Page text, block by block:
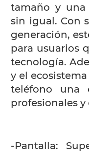
tamaño y una
sin igual. Con
generación,
para usuarios
tecnología.
y el
teléfono una
profesionales y
-Pantalla: